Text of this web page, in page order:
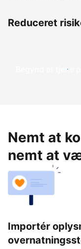
Reduceret
Begynd at tjene
Nemt at
nemt at
Importér